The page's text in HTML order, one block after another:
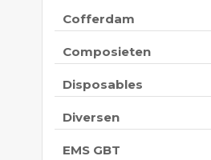
Cofferdam
Composieten
Disposables
Diversen
EMS GBT